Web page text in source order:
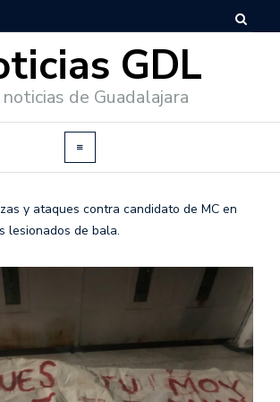
GDL
noticias de Guadalajara
y ataques contra candidato de MC en
lesionados de bala.